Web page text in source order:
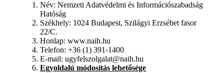
Név: Nemzeti Adatvédelmi és Információszabadság
Hatóság
Székhely: 1024 Budapest, Szilágyi Erzsébet fasor
22/C.
Honlap: www.naih.hu
Telefon: +36 (1) 391-1400
E-mail: ugyfelszolgalat@naih.hu
Egyoldalú módosítás lehetősége